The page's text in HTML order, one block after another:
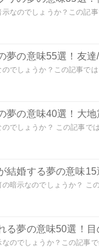
なのでしょうか？この記
夢の意味55選！友
でしょうか？この記事で
夢の意味40選！大
でしょうか？ この記事で
結婚する夢の意味
暗示なのでしょうか？ こ
る夢の意味50選！
のでしょうか？この記事